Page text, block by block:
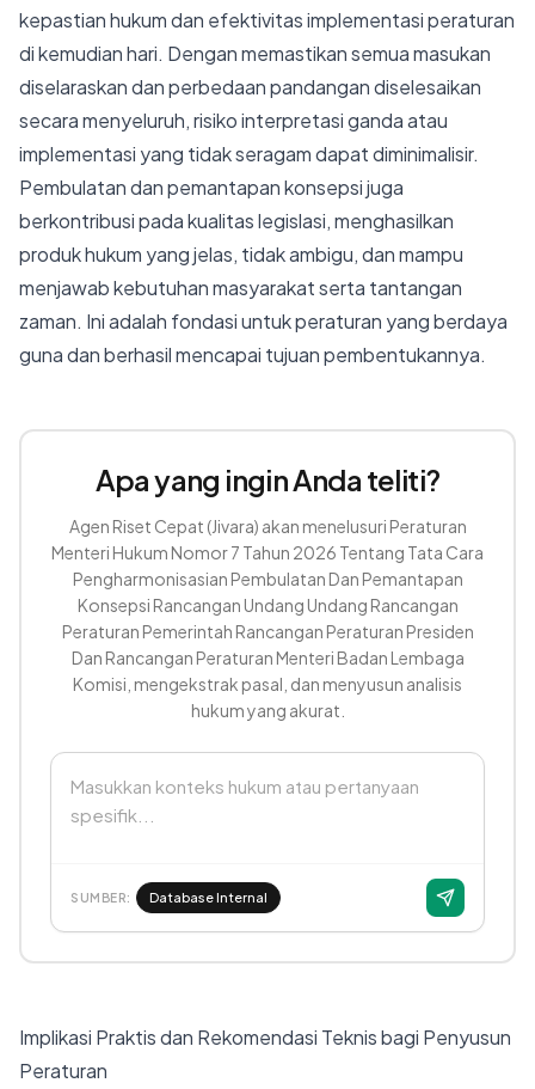
kepastian hukum dan efektivitas implementasi peraturan
di kemudian hari. Dengan memastikan semua masukan
diselaraskan dan perbedaan pandangan diselesaikan
secara menyeluruh, risiko interpretasi ganda atau
implementasi yang tidak seragam dapat diminimalisir.
Pembulatan dan pemantapan konsepsi juga
berkontribusi pada kualitas legislasi, menghasilkan
produk hukum yang jelas, tidak ambigu, dan mampu
menjawab kebutuhan masyarakat serta tantangan
zaman. Ini adalah fondasi untuk peraturan yang berdaya
guna dan berhasil mencapai tujuan pembentukannya.
Apa yang ingin Anda teliti?
Agen Riset Cepat (Jivara) akan menelusuri Peraturan
Menteri Hukum Nomor 7 Tahun 2026 Tentang Tata Cara
Pengharmonisasian Pembulatan Dan Pemantapan
Konsepsi Rancangan Undang Undang Rancangan
Peraturan Pemerintah Rancangan Peraturan Presiden
Dan Rancangan Peraturan Menteri Badan Lembaga
Komisi, mengekstrak pasal, dan menyusun analisis
hukum yang akurat.
Masukkan konteks hukum atau pertanyaan
spesifik...
SUMBER: Database Internal
Implikasi Praktis dan Rekomendasi Teknis bagi Penyusun
Peraturan